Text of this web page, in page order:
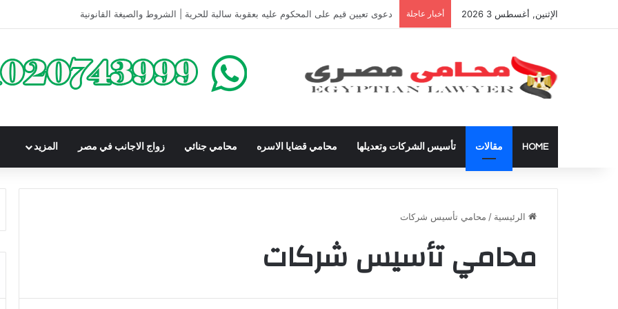
الإثنين, أغسطس 3 2026 أخبار عاجلة شراء العقارات داخل الكومباوندات تحت الإنشاء | أهم البنود التي تحمي المشتري في القانون المصري
HOME مقالات تأسيس الشركات وتعديلها محامي قضايا الاسره محامي جنائي زواج الاجانب في مصر المزيد
الرئيسية / محامي تأسيس شركات
محامي تأسيس شركات